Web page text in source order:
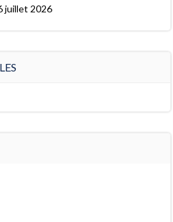
juillet 2026